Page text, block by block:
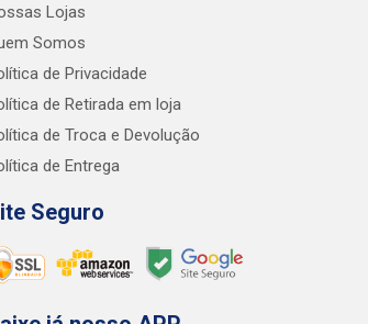
Lojas
Somos
de Privacidade
de Retirada em loja
de Troca e Devolução
de Entrega
Seguro